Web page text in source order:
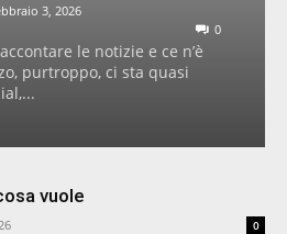
3, 2026
0
le notizie e ce n’è
purtroppo, ci sta quasi
vuole
0